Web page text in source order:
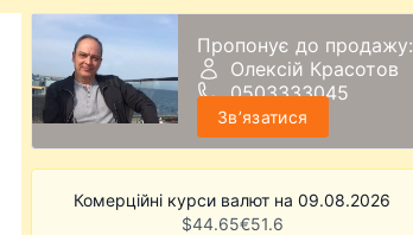
Пропонує до продажу:
Олексій Красотов
0503333045
Звʼязатися
Комерційні курси валют на 09.08.2026
$44.65€51.6